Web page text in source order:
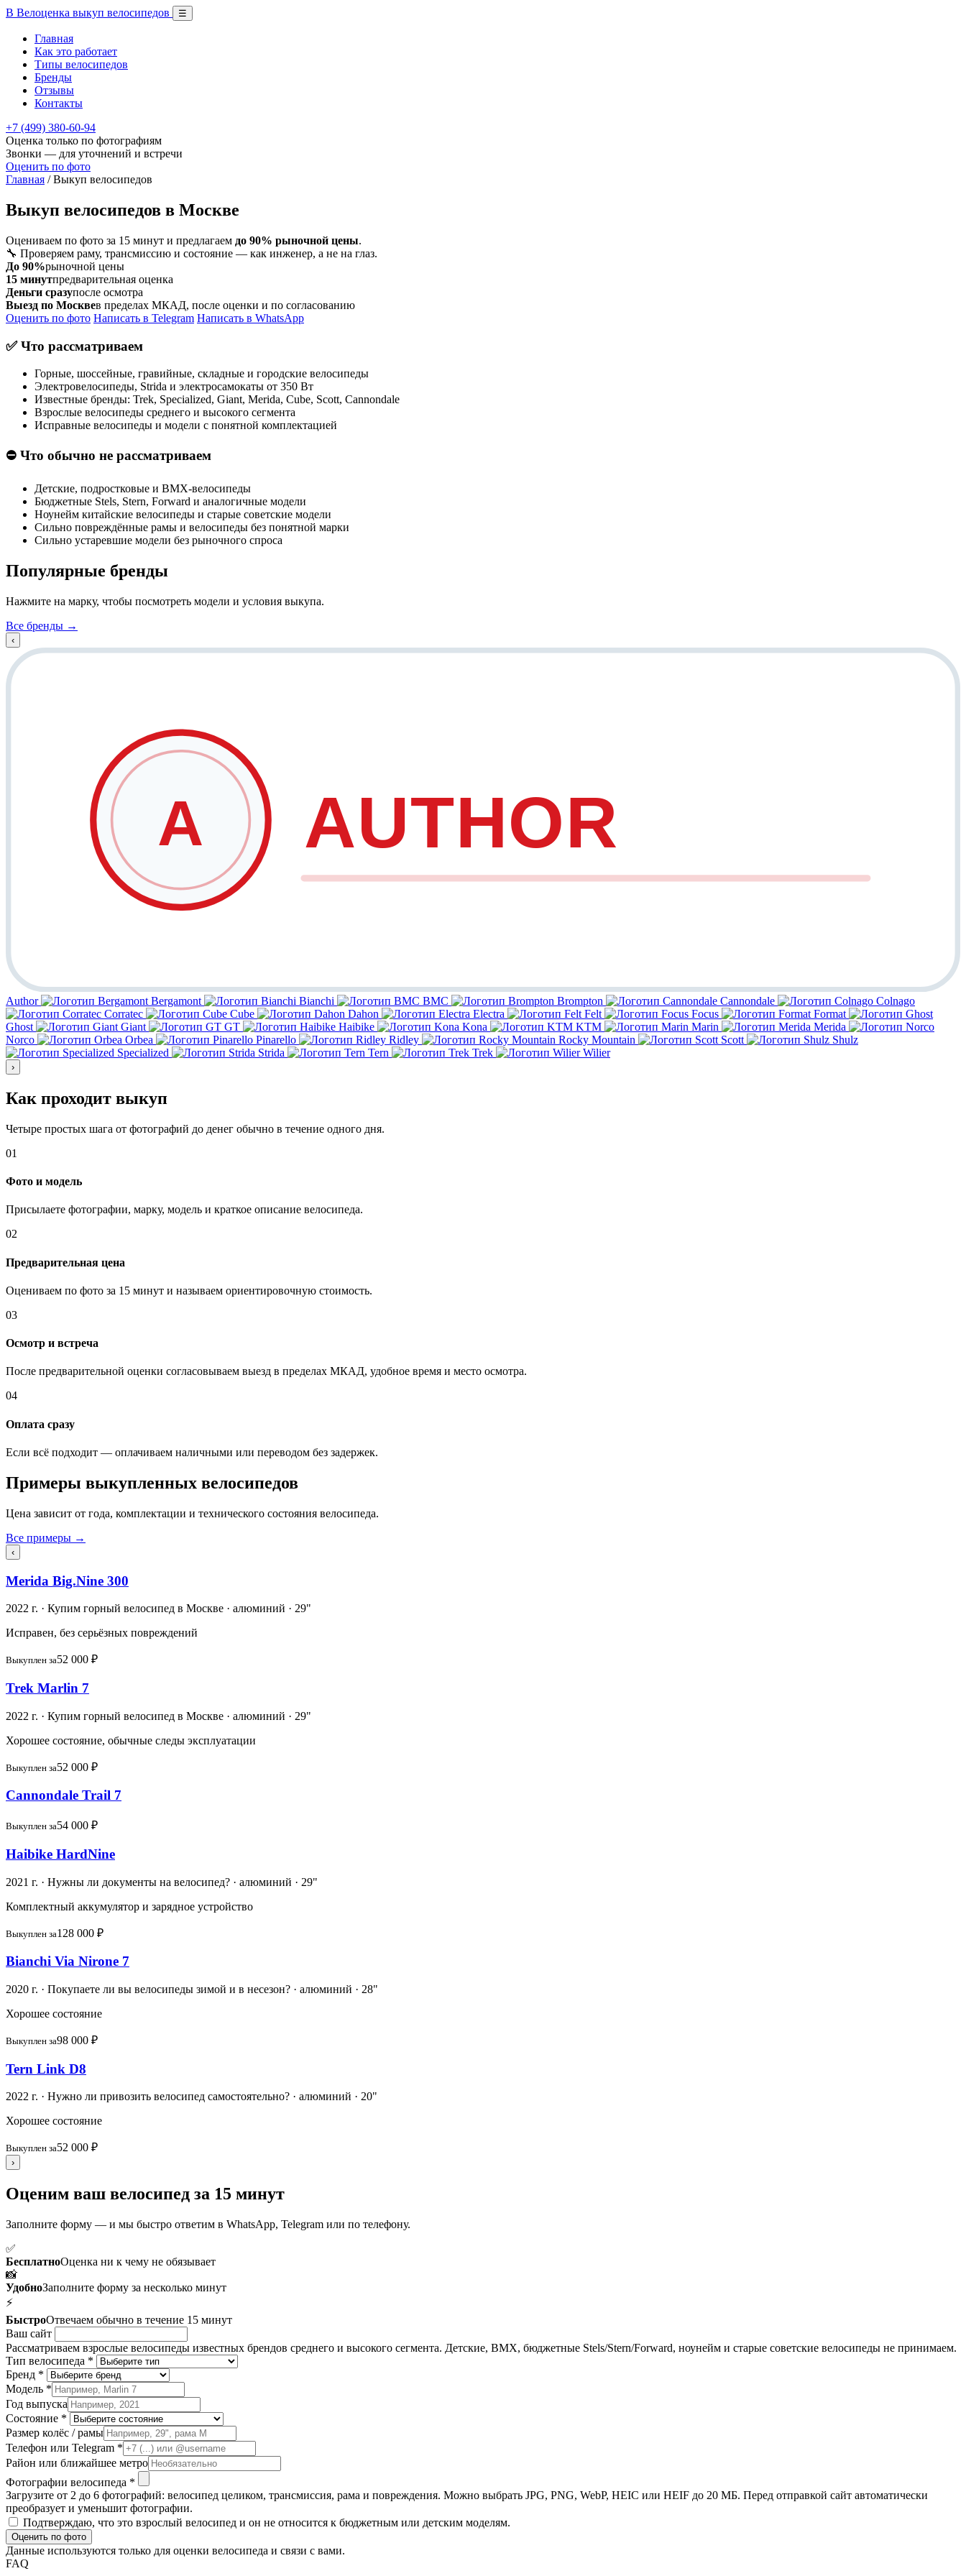
В Велоценка выкуп велосипедов ☰
Главная
Как это работает
Типы велосипедов
Бренды
Отзывы
Контакты
+7 (499) 380-60-94
Оценка только по фотографиям
Звонки — для уточнений и встречи
Оценить по фото
Главная / Выкуп велосипедов
Выкуп велосипедов в Москве
Оцениваем по фото за 15 минут и предлагаем до 90% рыночной цены.
🔧 Проверяем раму, трансмиссию и состояние — как инженер, а не на глаз.
До 90%рыночной цены
15 минутпредварительная оценка
Деньги сразупосле осмотра
Выезд по Москвев пределах МКАД, после оценки и по согласованию
Оценить по фото Написать в Telegram Написать в WhatsApp
✅ Что рассматриваем
Горные, шоссейные, гравийные, складные и городские велосипеды
Электровелосипеды, Strida и электросамокаты от 350 Вт
Известные бренды: Trek, Specialized, Giant, Merida, Cube, Scott, Cannondale
Взрослые велосипеды среднего и высокого сегмента
Исправные велосипеды и модели с понятной комплектацией
⛔ Что обычно не рассматриваем
Детские, подростковые и BMX-велосипеды
Бюджетные Stels, Stern, Forward и аналогичные модели
Ноунейм китайские велосипеды и старые советские модели
Сильно повреждённые рамы и велосипеды без понятной марки
Сильно устаревшие модели без рыночного спроса
Популярные бренды
Нажмите на марку, чтобы посмотреть модели и условия выкупа.
Все бренды →
‹
Author Bergamont Bianchi BMC Brompton Cannondale
Colnago
Corratec
Cube Dahon Electra Felt Focus
Format
Ghost
Giant GT Haibike Kona KTM Marin
Merida
Norco
Orbea Pinarello Ridley Rocky Mountain Scott
Shulz
Specialized
Strida Tern Trek Wilier
›
Как проходит выкуп
Четыре простых шага от фотографий до денег обычно в течение одного дня.
01
Фото и модель
Присылаете фотографии, марку, модель и краткое описание велосипеда.
02
Предварительная цена
Оцениваем по фото за 15 минут и называем ориентировочную стоимость.
03
Осмотр и встреча
После предварительной оценки согласовываем выезд в пределах МКАД, удобное время и место осмотра.
04
Оплата сразу
Если всё подходит — оплачиваем наличными или переводом без задержек.
Примеры выкупленных велосипедов
Цена зависит от года, комплектации и технического состояния велосипеда.
Все примеры →
‹
Merida Big.Nine 300
2022 г. · Купим горный велосипед в Москве · алюминий · 29"
Исправен, без серьёзных повреждений
Выкуплен за52 000 ₽
Trek Marlin 7
2022 г. · Купим горный велосипед в Москве · алюминий · 29"
Хорошее состояние, обычные следы эксплуатации
Выкуплен за52 000 ₽
Cannondale Trail 7
Выкуплен за54 000 ₽
Haibike HardNine
2021 г. · Нужны ли документы на велосипед? · алюминий · 29"
Комплектный аккумулятор и зарядное устройство
Выкуплен за128 000 ₽
Bianchi Via Nirone 7
2020 г. · Покупаете ли вы велосипеды зимой и в несезон? · алюминий · 28"
Хорошее состояние
Выкуплен за98 000 ₽
Tern Link D8
2022 г. · Нужно ли привозить велосипед самостоятельно? · алюминий · 20"
Хорошее состояние
Выкуплен за52 000 ₽
›
Оценим ваш велосипед за 15 минут
Заполните форму — и мы быстро ответим в WhatsApp, Telegram или по телефону.
✅
БесплатноОценка ни к чему не обязывает
📸
УдобноЗаполните форму за несколько минут
⚡
БыстроОтвечаем обычно в течение 15 минут
Ваш сайт
Рассматриваем взрослые велосипеды известных брендов среднего и высокого сегмента. Детские, BMX, бюджетные Stels/Stern/Forward, ноунейм и старые советские велосипеды не принимаем.
Тип велосипеда *
Бренд *
Модель *
Год выпуска
Состояние *
Размер колёс / рамы
Телефон или Telegram *
Район или ближайшее метро
Фотографии велосипеда *
Загрузите от 2 до 6 фотографий: велосипед целиком, трансмиссия, рама и повреждения. Можно выбрать JPG, PNG, WebP, HEIC или HEIF до 20 МБ. Перед отправкой сайт автоматически
преобразует и уменьшит фотографии.
Подтверждаю, что это взрослый велосипед и он не относится к бюджетным или детским моделям.
Оценить по фото
Данные используются только для оценки велосипеда и связи с вами.
FAQ